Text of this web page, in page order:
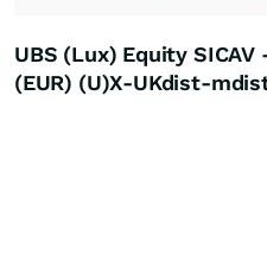
UBS (Lux) Equity
(EUR) (U)X-UKdist-